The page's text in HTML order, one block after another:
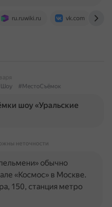
ru.ruwiki.ru vk.com
#МестоСъёмок
шоу «Уральские
неточности
обычно
«Космос» в Москве.
150, станция метро